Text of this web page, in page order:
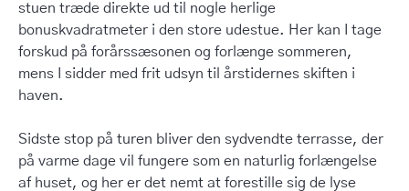
stuen træde direkte ud til nogle herlige
bonuskvadratmeter i den store udestue. Her kan I tage
forskud på forårssæsonen og forlænge sommeren,
mens I sidder med frit udsyn til årstidernes skiften i
haven.
Sidste stop på turen bliver den sydvendte terrasse, der
på varme dage vil fungere som en naturlig forlængelse
af huset, og her er det nemt at forestille sig de lyse